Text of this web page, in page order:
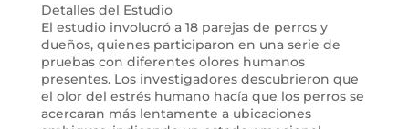
Detalles del Estudio
El estudio involucró a 18 parejas de perros y
dueños, quienes participaron en una serie de
pruebas con diferentes olores humanos
presentes. Los investigadores descubrieron que
el olor del estrés humano hacía que los perros se
acercaran más lentamente a ubicaciones